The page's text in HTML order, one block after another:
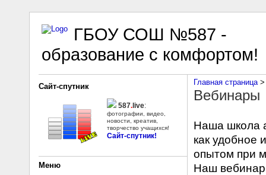
ГБОУ СОШ №587 -
образование с комфортом!
Сайт-спутник
587. live:
фотографии, видео,
новости, креатив,
творчество учащихся!
Сайт-спутник!
Меню
Главная страница
Вебинары
Наша школа
как удобное
опытом при
Наш